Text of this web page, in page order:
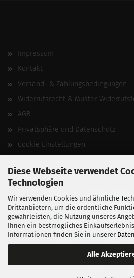
Diese Webseite verwendet
Technologien
Wir verwenden Cookies und ähnliche
Drittanbietern, um die ordentliche
gewährleisten, die Nutzung unseres
Ihnen ein bestmögliches
Informationen finden Sie in unserer
Alle
Impressum
Kontakt
Versand- & Zahlungsbedingungen
Widerrufsrecht & Muster-
AGB
Privatsphäre und Datenschutz
Cookie Einstellungen
Vertrag widerrufen